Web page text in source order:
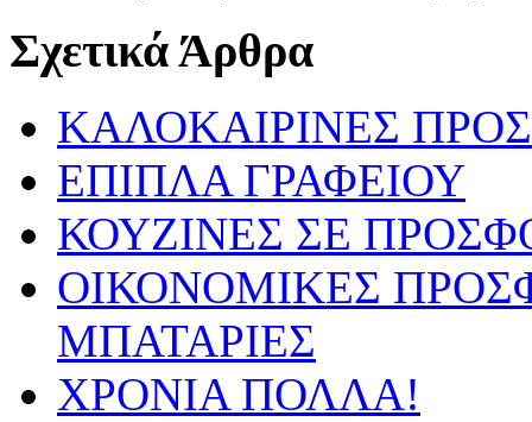
Σχετικά Άρθρα
ΚΑΛΟΚΑΙΡΙΝΕΣ
ΕΠΙΠΛΑ ΓΡΑΦΕΙΟΥ
ΚΟΥΖΙΝΕΣ ΣΕ
ΟΙΚΟΝΟΜΙΚΕΣ
ΜΠΑΤΑΡΙΕΣ
ΧΡΟΝΙΑ ΠΟΛΛΑ!